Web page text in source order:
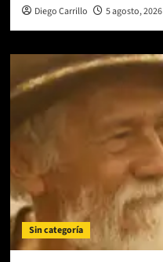
Diego Carrillo 5 agosto, 2026
Sin categoría